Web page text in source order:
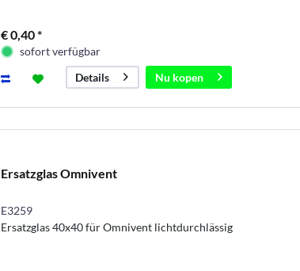
€ 0,40 *
sofort verfügbar
Details
Nu kopen
Ersatzglas Omnivent
E3259
Ersatzglas 40x40 für Omnivent lichtdurchlässig